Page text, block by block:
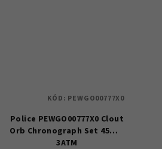
Police PEWGO00777X0 Clout
Orb Chronograph Set 45mm
3ATM
KÓD: PEWGO00777X0